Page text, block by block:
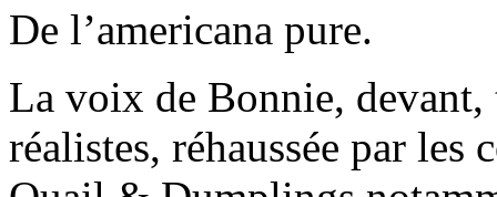
De l’americana pure.
La voix de Bonnie, devant,
réalistes, réhaussée par